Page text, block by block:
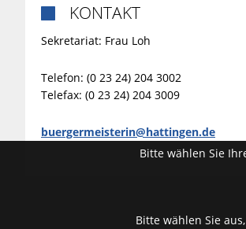
 KONTAKT
Sekretariat: Frau Loh
Telefon: (0 23 24) 204 3002
Telefax: (0 23 24) 204 3009
buergermeisterin@hattingen.de
Bitte wählen Sie
Bitte wählen Sie